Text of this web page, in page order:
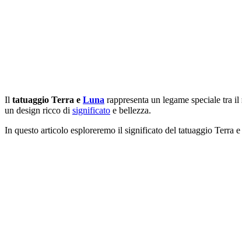
Il tatuaggio Terra e Luna rappresenta un legame speciale tra
un design ricco di significato e bellezza.
In questo articolo esploreremo il significato del tatuaggio Terra